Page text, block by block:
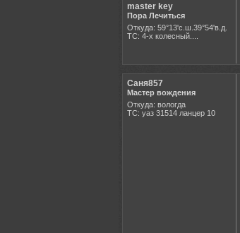
master key
Пора Лечиться
Откуда: 59°13'с.ш.39°54'в.д.
ТС: 4-х колесный....
Саня857
Мастер вождения
Откуда: вологда
ТС: уаз 31514 ланцер 10